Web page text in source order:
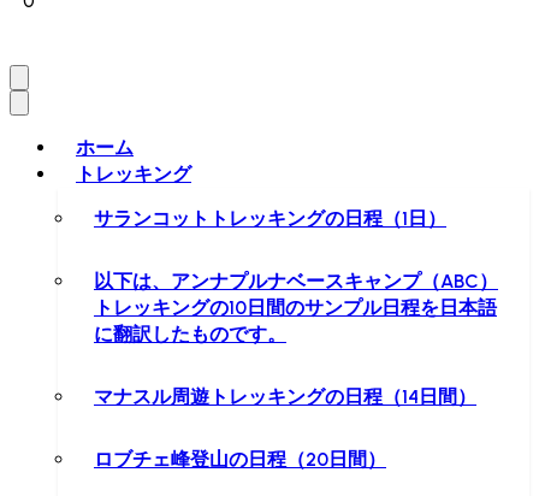
ホーム
トレッキング
サランコットトレッキングの日程（1日）
以下は、アンナプルナベースキャンプ（ABC）
トレッキングの10日間のサンプル日程を日本語
に翻訳したものです。
マナスル周遊トレッキングの日程（14日間）
ロブチェ峰登山の日程（20日間）